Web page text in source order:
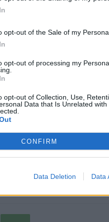
opt-out of the Sale of my
opt-out of processing my
opt-out of Collection, Use,
Data that Is Unrelated
CONFIRM
Data Deletion Data
kesän
varmistanee sen, että
tutut kasvot
Tero Karhu,Velja Engström,
selostavat
jalkapallostudioista.